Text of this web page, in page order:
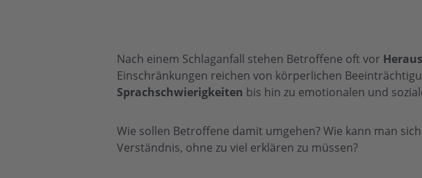
Nach einem Schlaganfall stehen Betroffene oft vor
Einschränkungen reichen von körperlichen
Sprachschwierigkeiten bis hin zu emotionalen und
Wie sollen Betroffene damit umgehen? Wie kann man
Verständnis, ohne zu viel erklären zu müssen?